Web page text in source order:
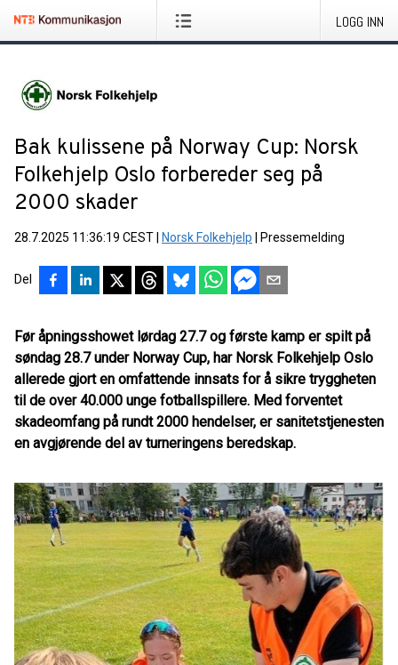
LOGG INN
Bak kulissene på Norway Cup: Norsk
Folkehjelp Oslo forbereder seg på
2000 skader
28.7.2025 11:36:19 CEST Norsk Folkehjelp Pressemelding
Del
Før åpningsshowet lørdag 27.7 og første kamp er spilt på
søndag 28.7 under Norway Cup, har Norsk Folkehjelp Oslo
allerede gjort en omfattende innsats for å sikre tryggheten
til de over 40.000 unge fotballspillere. Med forventet
skadeomfang på rundt 2000 hendelser, er sanitetstjenesten
en avgjørende del av turneringens beredskap.